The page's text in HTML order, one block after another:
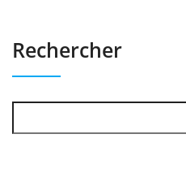
Rechercher